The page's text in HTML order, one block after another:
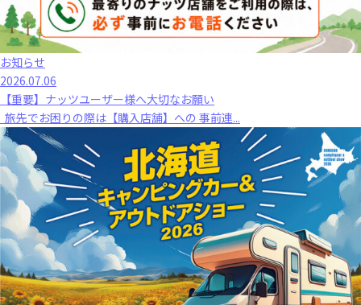
お知らせ
2026.07.06
【重要】ナッツユーザー様へ大切なお願い
旅先でお困りの際は【購入店舗】への 事前連...